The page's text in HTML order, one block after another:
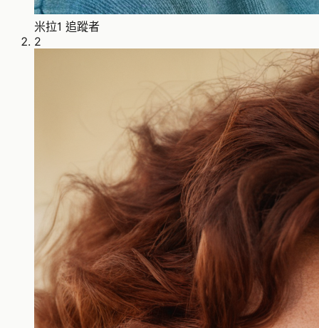
米拉1 追蹤者
2